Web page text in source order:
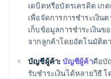
เดบิตหรือบัตรเครดิต เก
เพื่อจัดการการชำระเงิ
เก็บข้อมูลการชำระเงินข
จากลูกค้าโดยอัตโนมัติต
บัญชีผู้ค้า: บัญชีผู้ค้าคือบั
รับชำระเงินได้หลายวิธี